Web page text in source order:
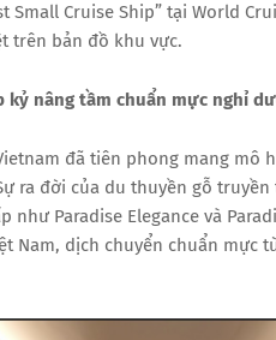
Small Cruise Ship” tại World
trên bản đồ khu vực.
kỷ nâng tầm chuẩn mực nghỉ
đã tiên phong mang mô
ra đời của du thuyền gỗ
như Paradise Elegance và
Nam, dịch chuyển chuẩn mực